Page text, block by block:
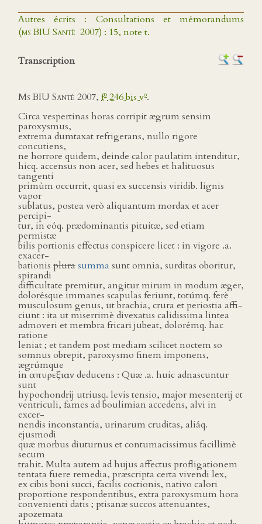
Autres écrits : Consultations et mémorandums
(ms BIU Santé 2007) : 15, note t.
Transcription
Ms BIU Santé 2007, fo246 bis vo.
Circa vespertinas horas corripit ægrum sensim
paroxysmus,
extrema dumtaxat refrigerans, nullo rigore
concutiens,
ne horrore quidem, deinde calor paulatim intenditur,
hicq. accensus non acer, sed hebes et halituosus
tangenti
primùm occurrit, quasi ex succensis viridib. lignis
vapor
sublatus, postea verò aliquantum mordax et acer
percipi-
tur, in eóq. prædominantis pituitæ, sed etiam
permistæ
bilis portionis effectus conspicere licet : in vigore .a.
exacer-
bationis plurasumma sunt omnia, surditas oboritur,
spirandi
difficultate premitur, angitur mirum in modum æger,
dolorésque immanes scapulas feriunt, totúmq. ferè
musculosum genus, ut brachia, crura et periostia affi-
ciunt : ita ut miserrimè divexatus calidissima lintea
admoveri et membra fricari jubeat, dolorémq. hac
ratione
leniat ; et tandem post mediam scilicet noctem so
somnus obrepit, paroxysmo finem imponens,
ægrúmque
in απυρεξιαν deducens : Quæ .a. huic adnascuntur
sunt
hypochondrij utriusq. levis tensio, major mesenterij et
ventriculi, fames ad boulimian accedens, alvi in
excer-
nendis inconstantia, urinarum cruditas, aliáq.
ejusmodi
quæ morbus diuturnus et contumacissimus facillimè
secum
trahit. Multa autem ad hujus affectus profligationem
tentata fuere remedia, præscripta certa vivendi lex,
ex cibis boni succi, facilis coctionis, nativo calori
proportione respondentibus, extra paroxysmum hora
convenienti datis ; ptisanæ succos attenuantes,
apozemata